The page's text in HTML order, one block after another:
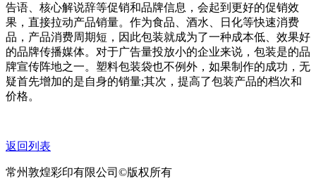
告语、核心解说辞等促销和品牌信息，会起到更好的促销效
果，直接拉动产品销量。作为食品、酒水、日化等快速消费
品，产品消费周期短，因此包装就成为了一种成本低、效果好
的品牌传播媒体。对于广告量投放小的企业来说，包装是的品
牌宣传阵地之一。塑料包装袋也不例外，如果制作的成功，无
疑首先增加的是自身的销量;其次，提高了包装产品的档次和
价格。
返回列表
常州敦煌彩印有限公司©版权所有